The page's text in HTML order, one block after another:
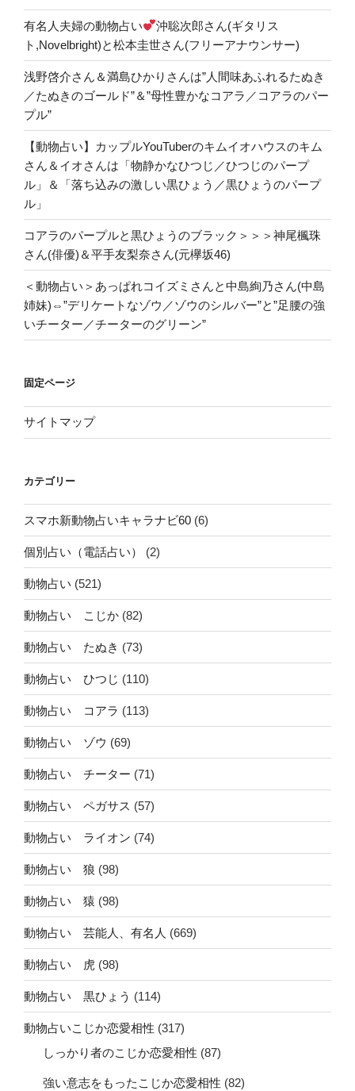
有名人夫婦の動物占い
沖聡次郎さん(ギタリス
ト,Novelbright)と松本圭世さん(フリーアナウンサー)
浅野啓介さん＆満島ひかりさんは”人間味あふれるたぬき
／たぬきのゴールド”＆”母性豊かなコアラ／コアラのパー
プル”
【動物占い】カップルYouTuberのキムイオハウスのキム
さん＆イオさんは「物静かなひつじ／ひつじのパープ
ル」＆「落ち込みの激しい黒ひょう／黒ひょうのパープ
ル」
コアラのパープルと黒ひょうのブラック＞＞＞神尾楓珠
さん(俳優)＆平手友梨奈さん(元欅坂46)
＜動物占い＞あっぱれコイズミさんと中島絢乃さん(中島
姉妹)⇔”デリケートなゾウ／ゾウのシルバー”と”足腰の強
いチーター／チーターのグリーン”
固定ページ
サイトマップ
カテゴリー
スマホ新動物占いキャラナビ60 (6)
個別占い（電話占い） (2)
動物占い (521)
動物占い こじか (82)
動物占い たぬき (73)
動物占い ひつじ (110)
動物占い コアラ (113)
動物占い ゾウ (69)
動物占い チーター (71)
動物占い ペガサス (57)
動物占い ライオン (74)
動物占い 狼 (98)
動物占い 猿 (98)
動物占い 芸能人、有名人 (669)
動物占い 虎 (98)
動物占い 黒ひょう (114)
動物占いこじか恋愛相性 (317)
しっかり者のこじか恋愛相性 (87)
強い意志をもったこじか恋愛相性 (82)